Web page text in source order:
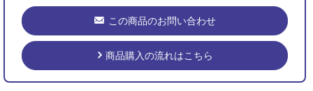
この商品のお問い合わせ
商品購入の流れはこちら